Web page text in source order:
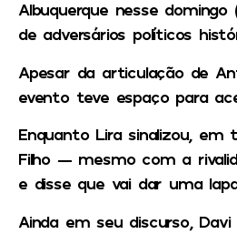
Albuquerque nesse
de adversários políticos
Apesar da articulação de
evento teve espaço para
Enquanto Lira sinalizou,
Filho — mesmo com a
e disse que vai dar uma
Ainda em seu discurso,